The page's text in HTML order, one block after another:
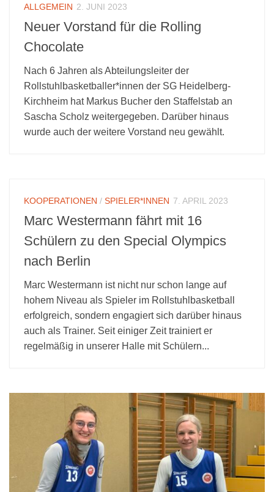
ALLGEMEIN 2. JUNI 2023
Neuer Vorstand für die Rolling
Chocolate
Nach 6 Jahren als Abteilungsleiter der
Rollstuhlbasketballer*innen der SG Heidelberg-
Kirchheim hat Markus Bucher den Staffelstab an
Sascha Scholz weitergegeben. Darüber hinaus
wurde auch der weitere Vorstand neu gewählt.
KOOPERATIONEN / SPIELER*INNEN 7. APRIL 2023
Marc Westermann fährt mit 16
Schülern zu den Special Olympics
nach Berlin
Marc Westermann ist nicht nur schon lange auf
hohem Niveau als Spieler im Rollstuhlbasketball
erfolgreich, sondern engagiert sich darüber hinaus
auch als Trainer. Seit einiger Zeit trainiert er
regelmäßig in unserer Halle mit Schülern...